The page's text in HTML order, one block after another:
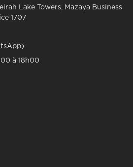
Lake Towers, Mazaya Business
1707
à 18h00